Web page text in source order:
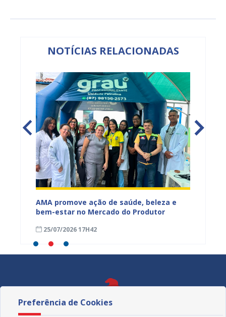
NOTÍCIAS RELACIONADAS
AMA promove ação de saúde, beleza e
bem-estar no Mercado do Produtor
25/07/2026 17H42
Preferência de Cookies